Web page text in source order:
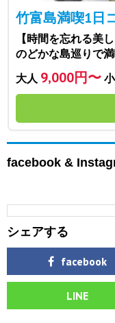
竹富島満喫1日
【時間を忘れる美
のどかな島巡りで満
大人 9,000円〜
facebook &
シェアする
facebook
LINE